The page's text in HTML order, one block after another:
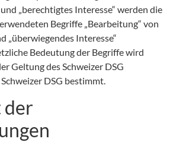
„berechtigtes Interesse“ werden die
Begriffe „Bearbeitung“ von
„überwiegendes Interesse“
Bedeutung der Begriffe wird
Geltung des Schweizer DSG
DSG bestimmt.
der